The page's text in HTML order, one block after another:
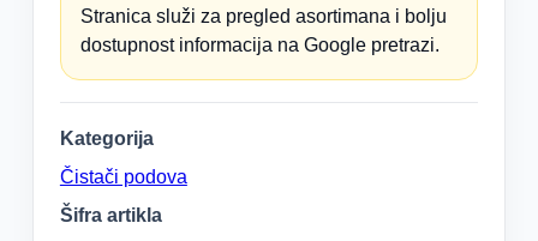
Stranica služi za pregled asortimana i bolju
dostupnost informacija na Google pretrazi.
Kategorija
Čistači podova
Šifra artikla